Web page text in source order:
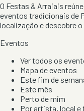
O Festas & Arraiais
eventos tradicionais de
localização e descobre
Eventos
Ver todos os
Mapa de eventos
Este fim de
Este mês
Perto de mim
Por artista, local e